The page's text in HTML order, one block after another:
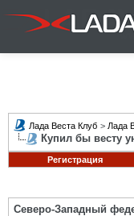
Лада Веста Клуб > Лада
Купил бы весту
Регистрация
Северо-Западный